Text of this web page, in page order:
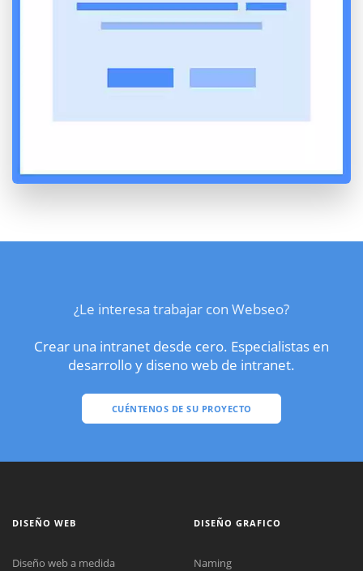
¿Le interesa trabajar con Webseo?
Crear una intranet desde cero. Especialistas en
desarrollo y diseno web de intranet.
CUÉNTENOS DE SU PROYECTO
DISEÑO WEB
Diseño web a medida
DISEÑO GRAFICO
Naming